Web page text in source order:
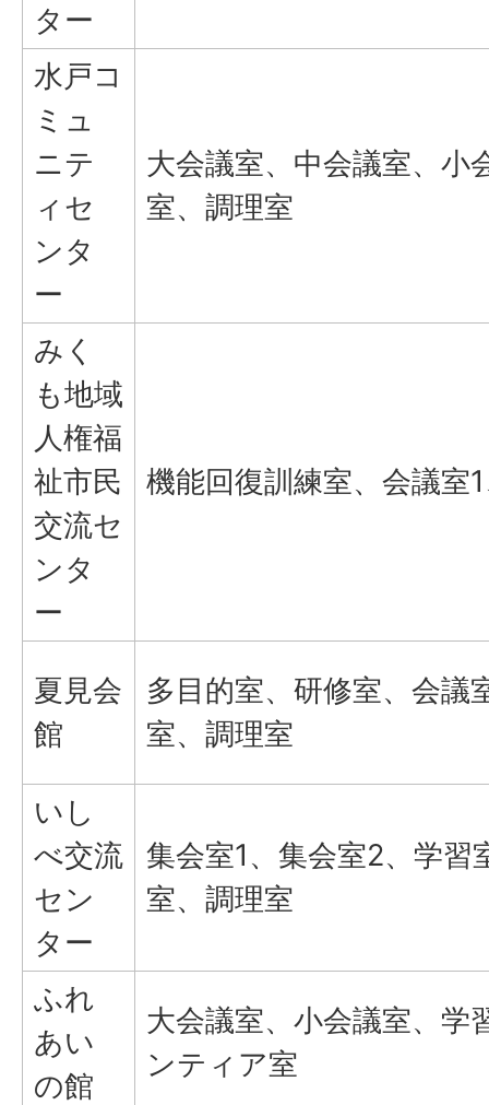
ター
水戸コ
ミュ
ニテ
ィセ
ンタ
ー
大会議室、中会議室、小
室、調理室
みく
も地域
人権福
祉市民
交流セ
ンタ
ー
機能回復訓練室、会議室
夏見会
館
多目的室、研修室、会議
室、調理室
いし
べ交流
セン
ター
集会室1、集会室2、学習
室、調理室
ふれ
あい
の館
大会議室、小会議室、学
ンティア室